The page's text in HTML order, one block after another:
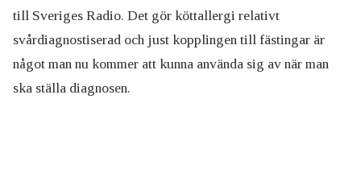
till Sveriges Radio. Det gör köttallergi relativt
svårdiagnostiserad och just kopplingen till fästingar är
något man nu kommer att kunna använda sig av när man
ska ställa diagnosen.